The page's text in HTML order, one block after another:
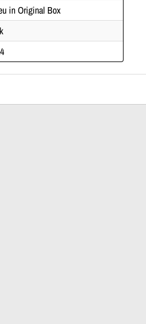
in Original Box